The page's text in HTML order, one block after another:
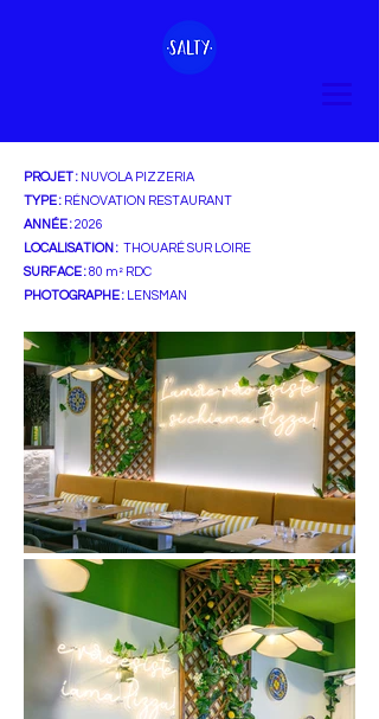
PROJET : NUVOLA PIZZERIA
TYPE : RÉNOVATION RESTAURANT
ANNÉE :2026
LOCALISATION : THOUARÉ SUR LOIRE
SURFACE :80 m² RDC
PHOTOGRAPHE :
LENSMAN